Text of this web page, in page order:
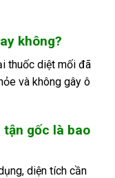
không?
thuốc diệt mối đã
và không gây ô
gốc là bao
diện tích cần